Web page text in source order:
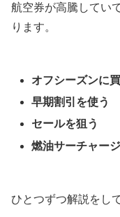
航空券が高騰してい
ります。
オフシーズンに
早期割引を使う
セールを狙う
燃油サーチャー
ひとつずつ解説をし